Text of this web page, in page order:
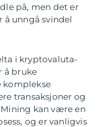
på, men det er
unngå svindel
i kryptovaluta-
å bruke
komplekse
transaksjoner og
kan være en
og er vanligvis